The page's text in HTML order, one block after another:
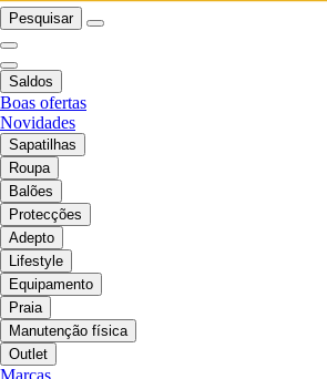
Pesquisar
Saldos
Boas ofertas
Novidades
Sapatilhas
Roupa
Balões
Protecções
Adepto
Lifestyle
Equipamento
Praia
Manutenção física
Outlet